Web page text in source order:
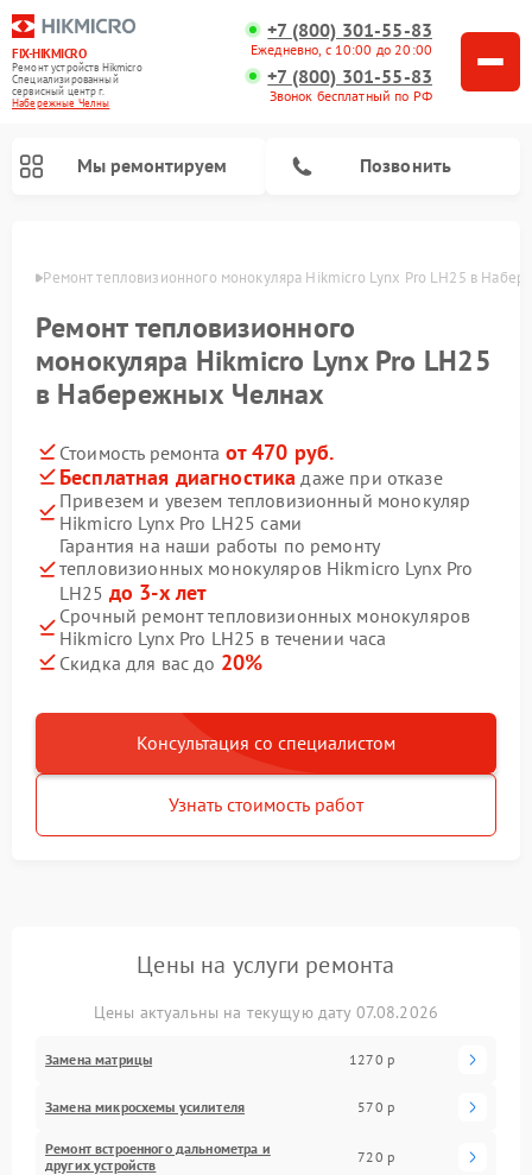
FIX-HIKMICRO
Ремонт устройств Hikmicro
Специализированный
cервисный центр г.
Набережные Челны
+7 (800) 301-55-83
Ежедневно, с 10:00 до 20:00
+7 (800) 301-55-83
Звонок бесплатный по РФ
Мы ремонтируем Позвонить
Ремонт тепловизионного монокуляра Hikmicro Lynx Pro LH25 в
Ремонт тепловизионного
монокуляра Hikmicro Lynx Pro LH25
в Набережных Челнах
Стоимость ремонта от 470 руб.
Бесплатная диагностика даже при отказе
Привезем и увезем тепловизионный монокуляр
Hikmicro Lynx Pro LH25 сами
Гарантия на наши работы по ремонту
тепловизионных монокуляров Hikmicro Lynx Pro
LH25 до 3-х лет
Срочный ремонт тепловизионных монокуляров
Hikmicro Lynx Pro LH25 в течении часа
Скидка для вас до 20%
Консультация со специалистом
Узнать стоимость работ
Цены на услуги ремонта
Цены актуальны на текущую дату 07.08.2026
Замена матрицы 1270 р
Замена микросхемы усилителя 570 р
Ремонт встроенного дальнометра и
других устройств
720 р